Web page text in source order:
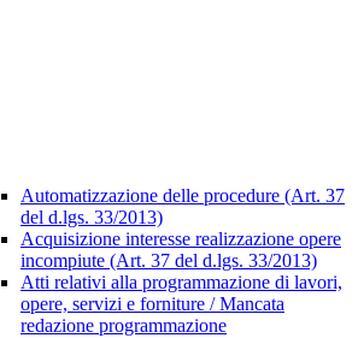
Automatizzazione delle procedure (Art. 37
del d.lgs. 33/2013)
Acquisizione interesse realizzazione opere
incompiute (Art. 37 del d.lgs. 33/2013)
Atti relativi alla programmazione di lavori,
opere, servizi e forniture / Mancata
redazione programmazione